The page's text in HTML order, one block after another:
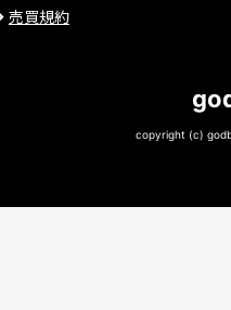
売買規約
copyright (c)